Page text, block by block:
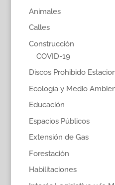
Animales
Calles
Construcción
COVID-19
Discos Prohibido
Ecología y Medio
Educación
Espacios Públicos
Extensión de Gas
Forestación
Habilitaciones